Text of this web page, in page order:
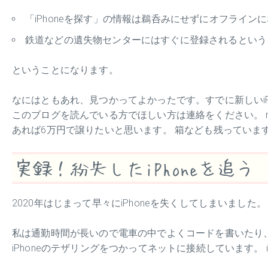
「iPhoneを探す」の情報は鵜呑みにせずにオフライン
鉄道などの遺失物センターにはすぐに登録されるとい
ということになります。
なにはともあれ、見つかってよかったです。すでに新し
このブログを読んでいる方でほしい方は連絡をください
あれば6万円で譲りたいと思います。 箱なども残っていま
実録！紛失したiPhoneを追う
2020年はじまって早々にiPhoneを失くしてしまいました。
私は通勤時間が長いので電車の中でよくコードを書いた
iPhoneのテザリングをつかってネットに接続しています